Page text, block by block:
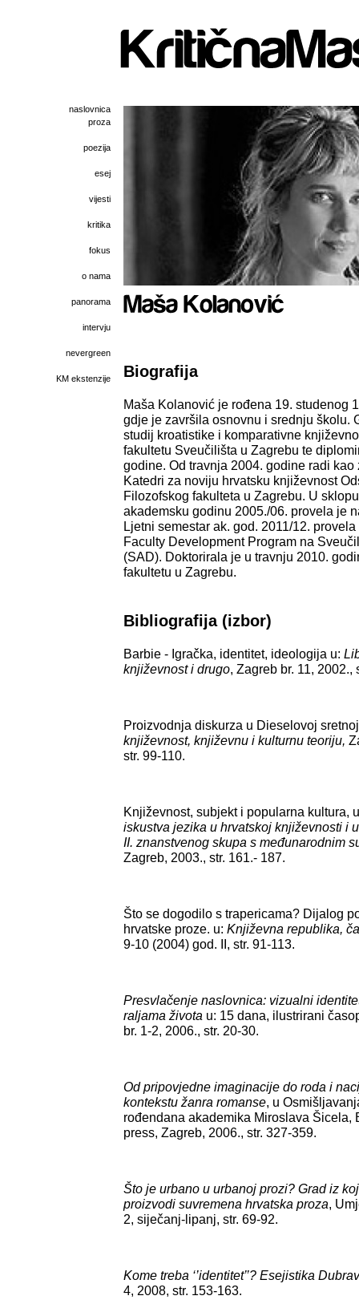
naslovnica
proza
poezija
esej
vijesti
kritika
fokus
o nama
panorama
intervju
nevergreen
KM ekstenzije Biografija
Maša Kolanović je rođena 19. studenog
gdje je završila osnovnu i srednju školu.
studij kroatistike i komparativne
fakultetu Sveučilišta u Zagrebu te
godine. Od travnja 2004. godine radi
Katedri za noviju hrvatsku književnost
Filozofskog fakulteta u Zagrebu. U
akademsku godinu 2005./06. provela je
Ljetni semestar ak. god. 2011/12.
Faculty Development Program na
(SAD). Doktorirala je u travnju 2010.
fakultetu u Zagrebu.
Bibliografija (izbor)
Barbie - Igračka, identitet, ideologija u:
književnost i drugo, Zagreb br. 11, 2002.,
Proizvodnja diskurza u Dieselovoj
književnost, književnu i kulturnu teoriju,
str. 99-110.
Književnost, subjekt i popularna kultura,
iskustva jezika u hrvatskoj književnosti i
II. znanstvenog skupa s međunarodnim
Zagreb, 2003., str. 161.- 187.
Što se dogodilo s trapericama? Dijalog
hrvatske proze. u: Književna republika,
9-10 (2004) god. II, str. 91-113.
Presvlačenje naslovnica: vizualni
raljama života u: 15 dana, ilustrirani
br. 1-2, 2006., str. 20-30.
Od pripovjedne imaginacije do roda i
kontekstu žanra romanse, u
rođendana akademika Miroslava Šicela,
press, Zagreb, 2006., str. 327-359.
Što je urbano u urbanoj prozi? Grad iz
proizvodi suvremena hrvatska proza,
2, siječanj-lipanj, str. 69-92.
Kome treba ‘’identitet’’? Esejistika
4, 2008, str. 153-163.